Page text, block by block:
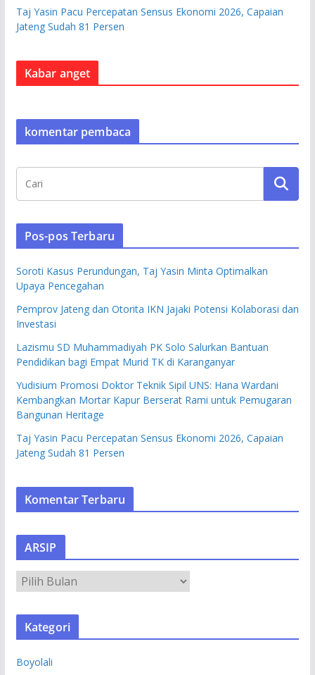
Taj Yasin Pacu Percepatan Sensus Ekonomi 2026, Capaian
Jateng Sudah 81 Persen
Kabar anget
komentar pembaca
Pos-pos Terbaru
Soroti Kasus Perundungan, Taj Yasin Minta Optimalkan
Upaya Pencegahan
Pemprov Jateng dan Otorita IKN Jajaki Potensi Kolaborasi dan
Investasi
Lazismu SD Muhammadiyah PK Solo Salurkan Bantuan
Pendidikan bagi Empat Murid TK di Karanganyar
Yudisium Promosi Doktor Teknik Sipil UNS: Hana Wardani
Kembangkan Mortar Kapur Berserat Rami untuk Pemugaran
Bangunan Heritage
Taj Yasin Pacu Percepatan Sensus Ekonomi 2026, Capaian
Jateng Sudah 81 Persen
Komentar Terbaru
ARSIP
R
S
Kategori
Boyolali